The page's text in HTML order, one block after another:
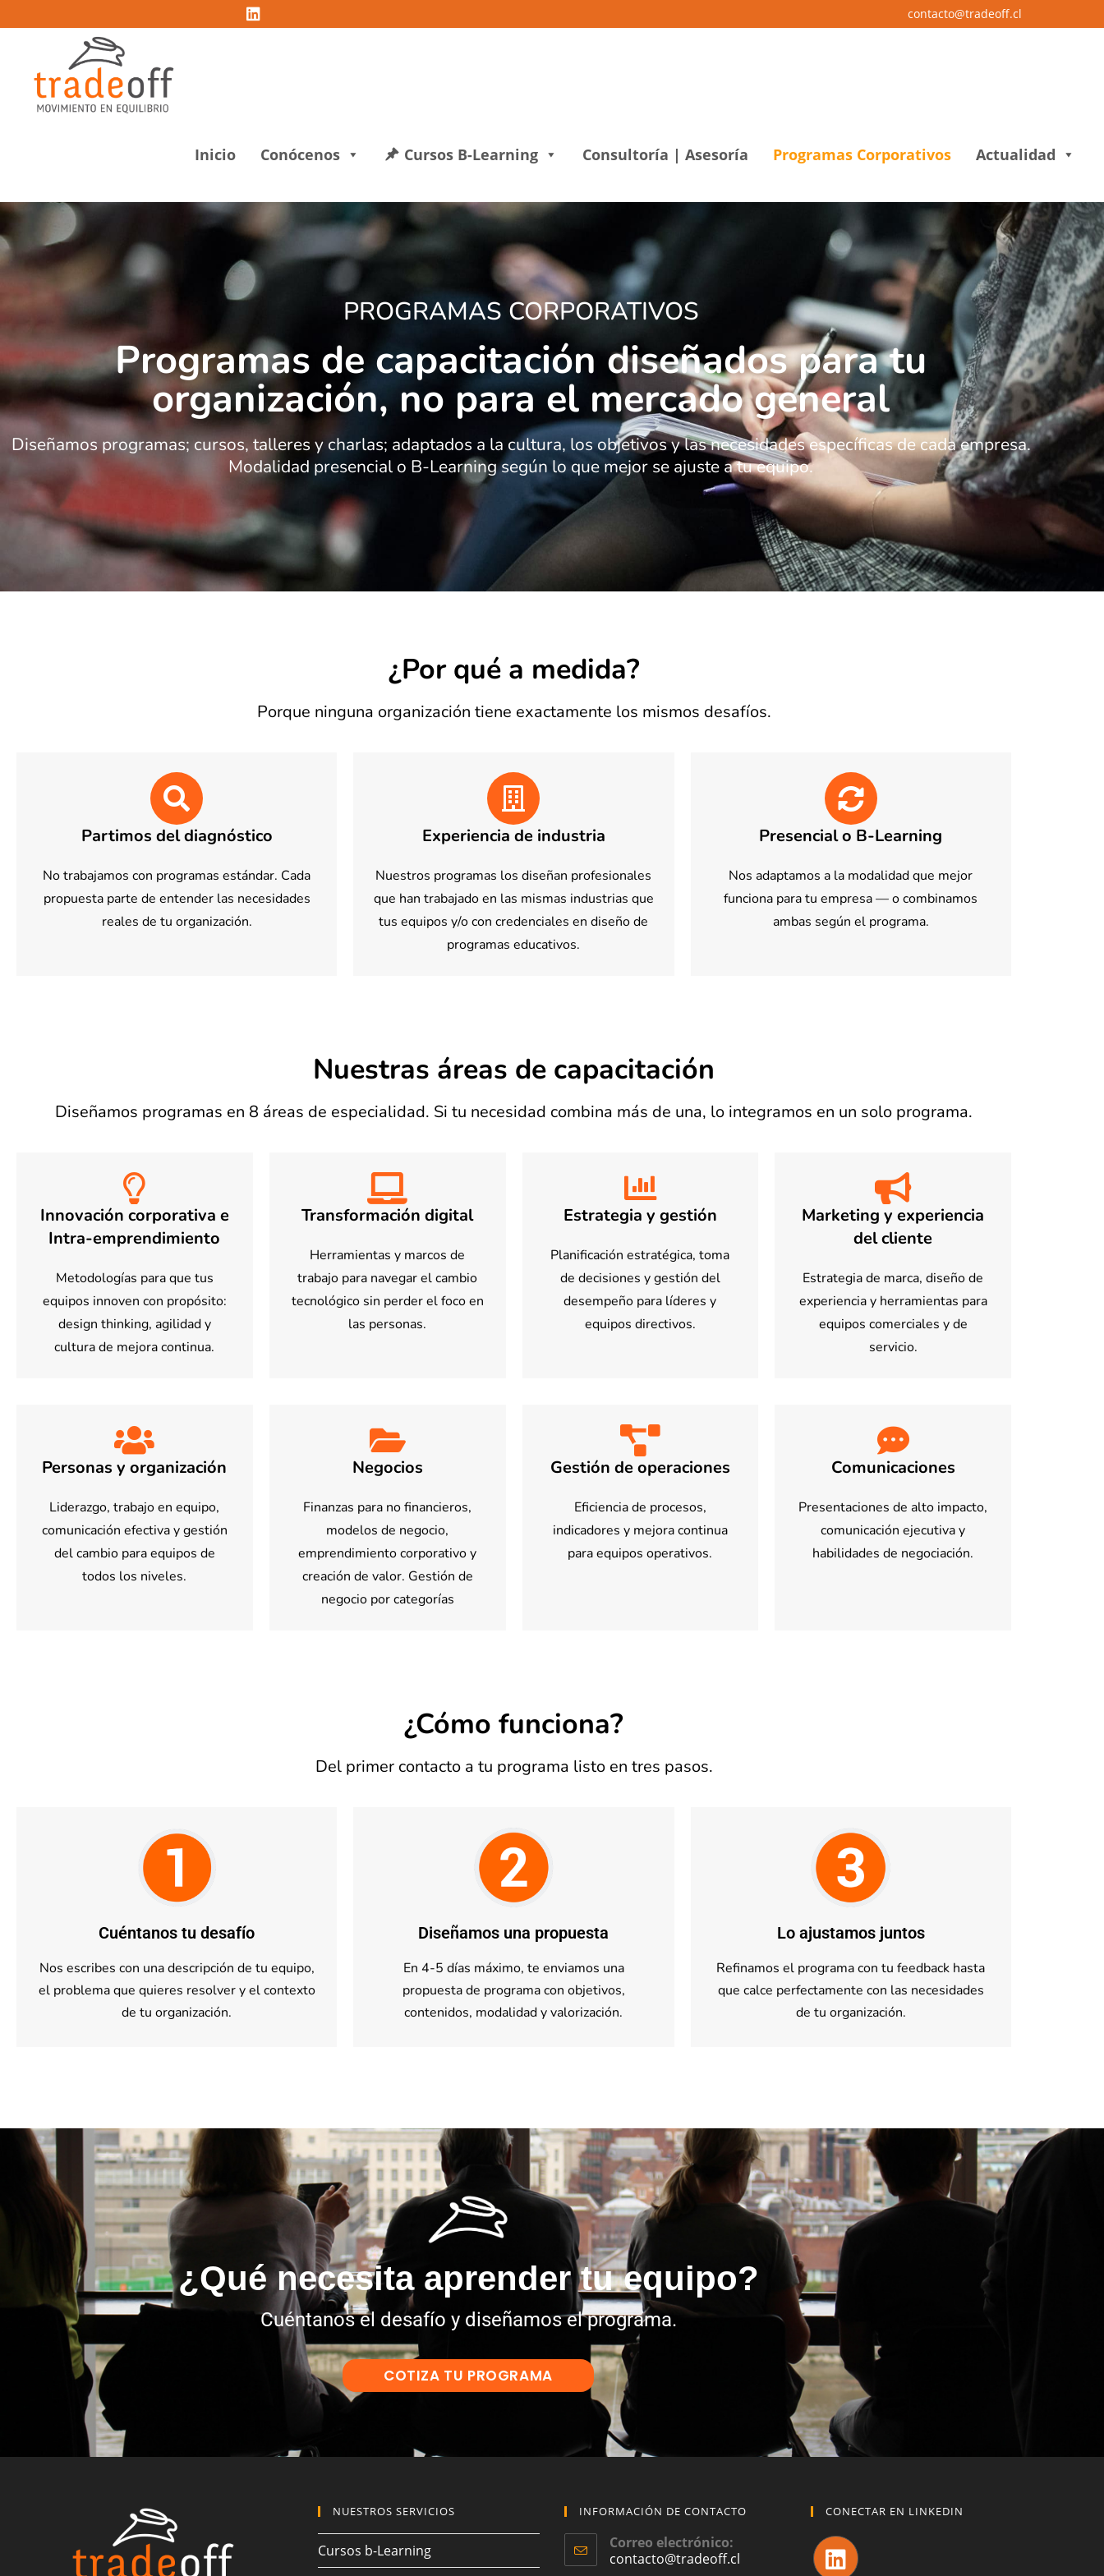
contacto@tradeoff.cl
Inicio Conócenos Cursos B-Learning Consultoría | Asesoría Programas Corporativos Actualidad
PROGRAMAS CORPORATIVOS
Programas de capacitación diseñados para tu
organización, no para el mercado general
Diseñamos programas; cursos, talleres y charlas; adaptados a la cultura, los objetivos y las necesidades específicas de cada empresa.
Modalidad presencial o B-Learning según lo que mejor se ajuste a tu equipo.
¿Por qué a medida?
Porque ninguna organización tiene exactamente los mismos desafíos.
Partimos del diagnóstico
No trabajamos con programas estándar. Cada
propuesta parte de entender las necesidades
reales de tu organización.
Experiencia de industria
Nuestros programas los diseñan profesionales
que han trabajado en las mismas industrias que
tus equipos y/o con credenciales en diseño de
programas educativos.
Presencial o B-Learning
Nos adaptamos a la modalidad que mejor
funciona para tu empresa — o combinamos
ambas según el programa.
Nuestras áreas de capacitación
Diseñamos programas en 8 áreas de especialidad. Si tu necesidad combina más de una, lo integramos en un solo programa.
Innovación corporativa e
Intra-emprendimiento
Metodologías para que tus
equipos innoven con propósito:
design thinking, agilidad y
cultura de mejora continua.
Transformación digital
Herramientas y marcos de
trabajo para navegar el cambio
tecnológico sin perder el foco en
las personas.
Estrategia y gestión
Planificación estratégica, toma
de decisiones y gestión del
desempeño para líderes y
equipos directivos.
Marketing y experiencia
del cliente
Estrategia de marca, diseño de
experiencia y herramientas para
equipos comerciales y de
servicio.
Personas y organización
Liderazgo, trabajo en equipo,
comunicación efectiva y gestión
del cambio para equipos de
todos los niveles.
Negocios
Finanzas para no financieros,
modelos de negocio,
emprendimiento corporativo y
creación de valor. Gestión de
negocio por categorías
Gestión de operaciones
Eficiencia de procesos,
indicadores y mejora continua
para equipos operativos.
Comunicaciones
Presentaciones de alto impacto,
comunicación ejecutiva y
habilidades de negociación.
¿Cómo funciona?
Del primer contacto a tu programa listo en tres pasos.
Cuéntanos tu desafío
Nos escribes con una descripción de tu equipo,
el problema que quieres resolver y el contexto
de tu organización.
Diseñamos una propuesta
En 4-5 días máximo, te enviamos una
propuesta de programa con objetivos,
contenidos, modalidad y valorización.
Lo ajustamos juntos
Refinamos el programa con tu feedback hasta
que calce perfectamente con las necesidades
de tu organización.
¿Qué necesita aprender tu equipo?
Cuéntanos el desafío y diseñamos el programa.
COTIZA TU PROGRAMA
NUESTROS SERVICIOS
Cursos b-Learning
INFORMACIÓN DE CONTACTO
Correo electrónico:
contacto@tradeoff.cl
CONECTAR EN LINKEDIN